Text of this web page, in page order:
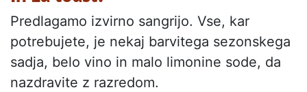
Predlagamo izvirno sangrijo. Vse, kar
potrebujete, je nekaj barvitega sezonskega
sadja, belo vino in malo limonine sode, da
nazdravite z razredom.